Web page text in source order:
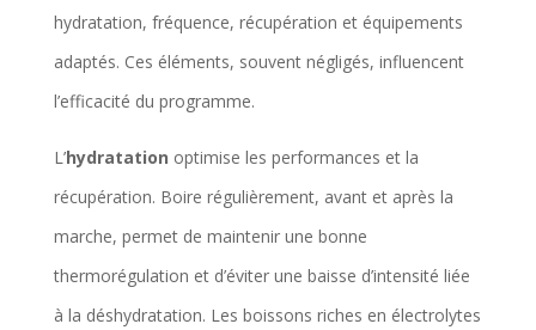
hydratation, fréquence, récupération et équipements
adaptés. Ces éléments, souvent négligés, influencent
l’efficacité du programme.
L’hydratation optimise les performances et la
récupération. Boire régulièrement, avant et après la
marche, permet de maintenir une bonne
thermorégulation et d’éviter une baisse d’intensité liée
à la déshydratation. Les boissons riches en électrolytes